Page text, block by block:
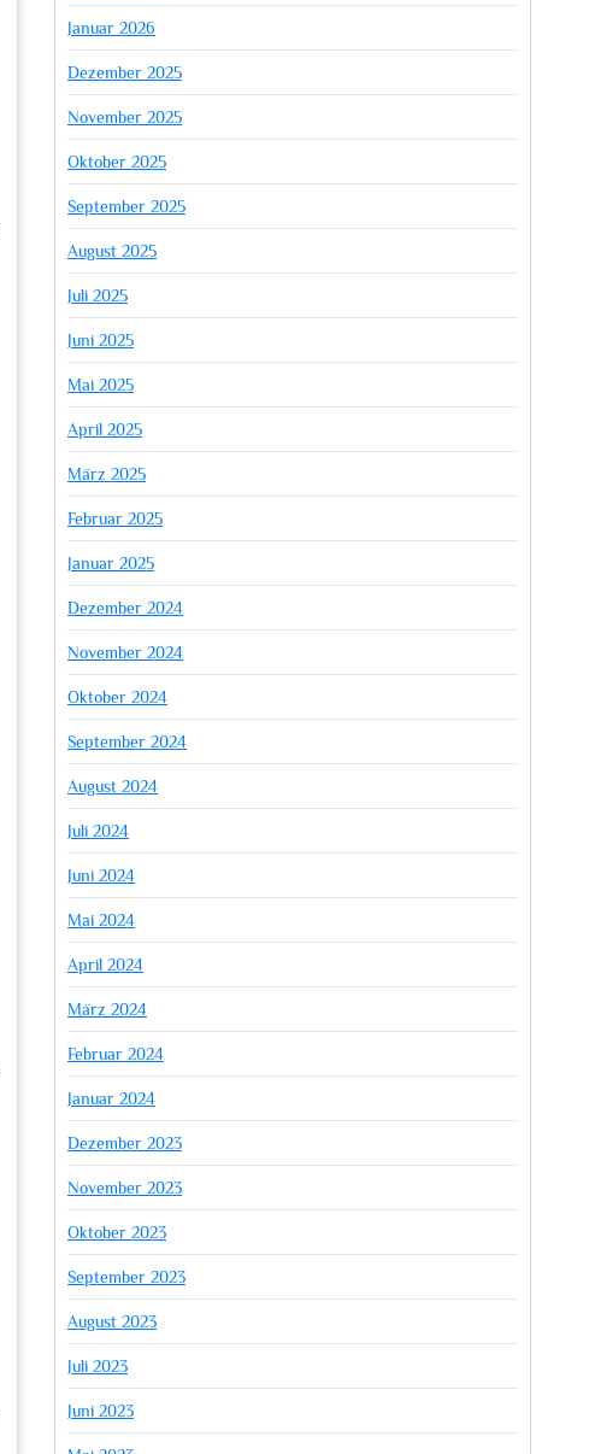
Januar 2026
Dezember 2025
November 2025
Oktober 2025
September 2025
August 2025
Juli 2025
Juni 2025
Mai 2025
April 2025
März 2025
Februar 2025
Januar 2025
Dezember 2024
November 2024
Oktober 2024
September 2024
August 2024
Juli 2024
Juni 2024
Mai 2024
April 2024
März 2024
Februar 2024
Januar 2024
Dezember 2023
November 2023
Oktober 2023
September 2023
August 2023
Juli 2023
Juni 2023